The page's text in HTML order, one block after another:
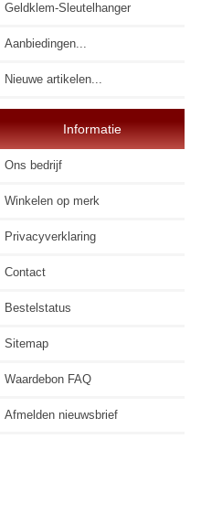
Geldklem-Sleutelhanger
Aanbiedingen...
Nieuwe artikelen...
Informatie
Ons bedrijf
Winkelen op merk
Privacyverklaring
Contact
Bestelstatus
Sitemap
Waardebon FAQ
Afmelden nieuwsbrief